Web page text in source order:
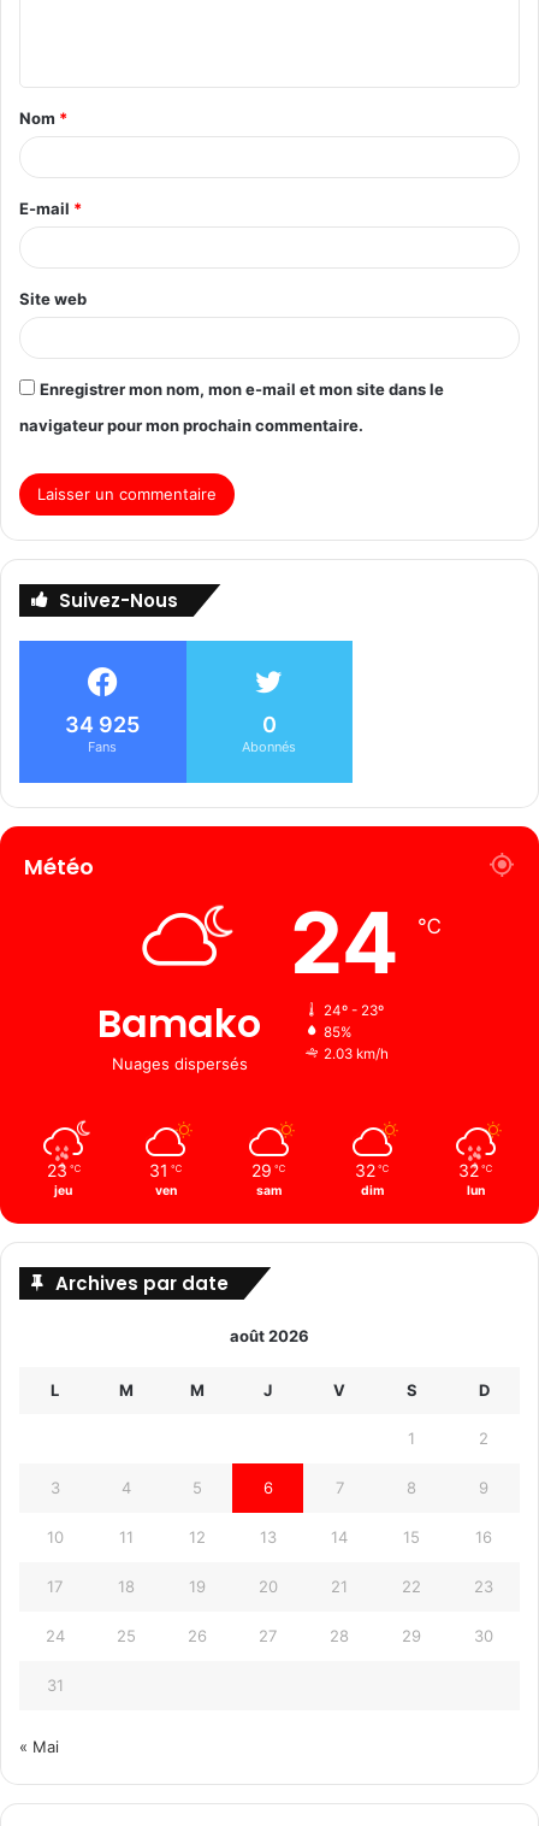
Nom *
E-mail *
Site web
Enregistrer mon nom, mon e-mail et mon site dans le
navigateur pour mon prochain commentaire.
Suivez-Nous
34 925
Fans
0
Abonnés
Météo
Bamako
Nuages ​​dispersés
24 ℃
24º - 23º
85%
2.03 km/h
23 ℃
jeu
31 ℃
ven
29 ℃
sam
32 ℃
dim
32 ℃
lun
Archives par date
août 2026
L M M J V S D
1 2
3 4 5 6 7 8 9
10 11 12 13 14 15 16
17 18 19 20 21 22 23
24 25 26 27 28 29 30
31
« Mai